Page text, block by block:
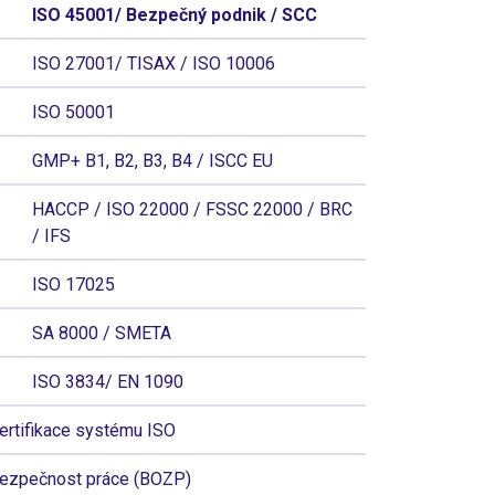
ISO 45001/ Bezpečný podnik / SCC
ISO 27001/ TISAX / ISO 10006
ISO 50001
GMP+ B1, B2, B3, B4 / ISCC EU
HACCP / ISO 22000 / FSSC 22000 / BRC
/ IFS
ISO 17025
SA 8000 / SMETA
ISO 3834/ EN 1090
systému ISO
práce (BOZP)